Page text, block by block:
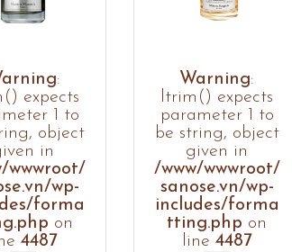
:
expects
1 to
object
in
wwwroot/
wp-
forma
on
4487
Warning:
ltrim() expects
parameter 1 to
be string, object
given in
/www/wwwroot/
sanose.vn/wp-
includes/forma
tting.php on
line 4487